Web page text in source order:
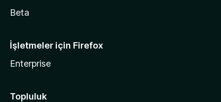
Beta
İşletmeler için Firefox
Enterprise
Topluluk